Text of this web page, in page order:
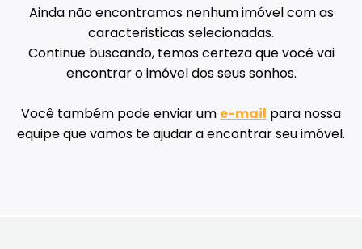
Ainda não encontramos nenhum imóvel com as
caracteristicas selecionadas.
Continue buscando, temos certeza que você vai
encontrar o imóvel dos seus sonhos.
Você também pode enviar um e-mail para nossa
equipe que vamos te ajudar a encontrar seu imóvel.